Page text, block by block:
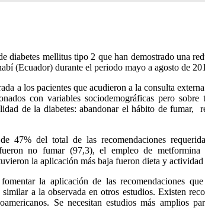
diabetes mellitus tipo 2 que han demostrado una
(Ecuador) durante el periodo mayo a agosto de
a los pacientes que acudieron a la consulta
con variables sociodemográficas pero
de la diabetes: abandonar el hábito de
47% del total de las recomendaciones
no fumar (97,3), el empleo de
la aplicación más baja fueron dieta y
la aplicación de las recomendaciones
a la observada en otros estudios. Existen
Se necesitan estudios más amplios